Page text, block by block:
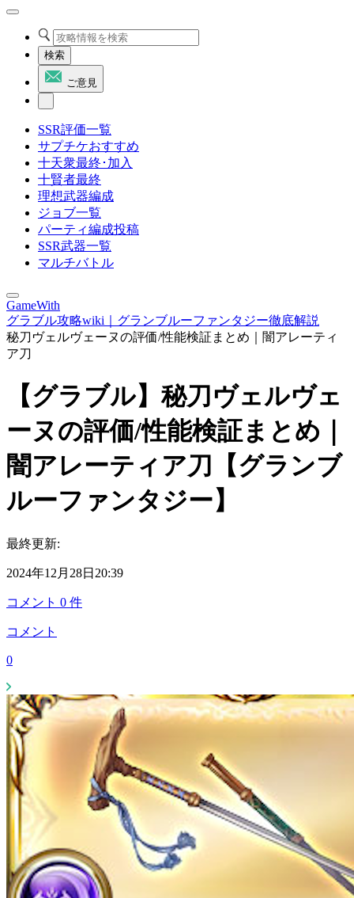
検索
ご意見
SSR評価一覧
サプチケおすすめ
十天衆最終･加入
十賢者最終
理想武器編成
ジョブ一覧
パーティ編成投稿
SSR武器一覧
マルチバトル
GameWith
グラブル攻略wiki｜グランブルーファンタジー徹底解説
秘刀ヴェルヴェーヌの評価/性能検証まとめ｜闇アレーティ
ア刀
【グラブル】秘刀ヴェルヴェ
ーヌの評価/性能検証まとめ｜
闇アレーティア刀【グランブ
ルーファンタジー】
最終更新:
2024年12月28日20:39
コメント 0 件
コメント
0